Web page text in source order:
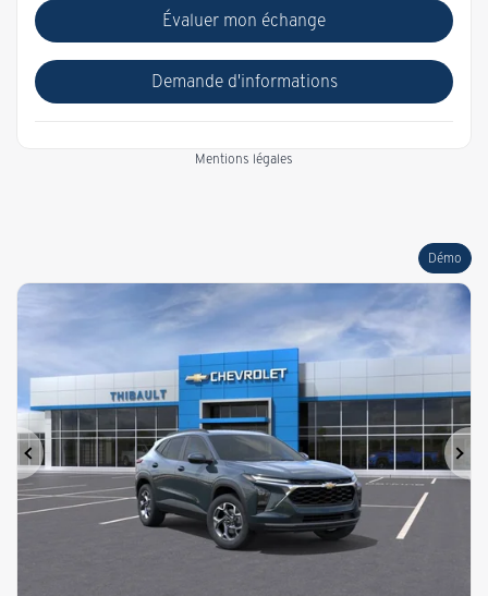
Évaluer mon échange
Demande d'informations
Mentions légales
Démo
Précédent